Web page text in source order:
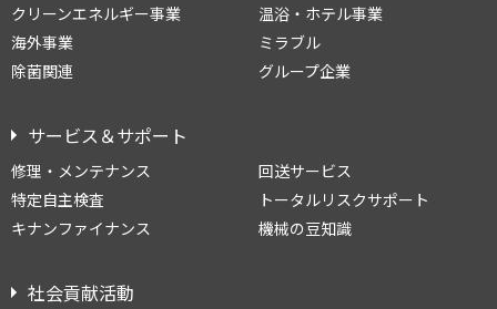
クリーンエネルギー事業
温浴・ホテル事業
海外事業
ミラブル
除菌関連
グループ企業
サービス＆サポート
修理・メンテナンス
回送サービス
特定自主検査
トータルリスクサポート
キナンファイナンス
機械の豆知識
社会貢献活動